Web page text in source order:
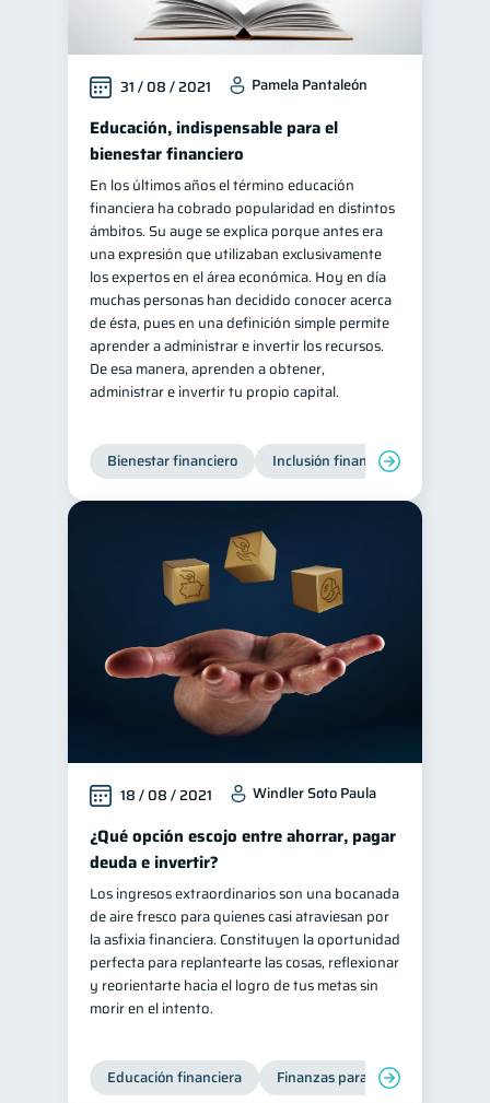
31 / 08 / 2021 Pamela Pantaleón
Educación, indispensable para el
bienestar financiero
En los últimos años el término educación
financiera ha cobrado popularidad en distintos
ámbitos. Su auge se explica porque antes era
una expresión que utilizaban exclusivamente
los expertos en el área económica. Hoy en día
muchas personas han decidido conocer acerca
de ésta, pues en una definición simple permite
aprender a administrar e invertir los recursos.
De esa manera, aprenden a obtener,
administrar e invertir tu propio capital.
Bienestar financiero Inclusión financiera
18 / 08 / 2021 Windler Soto Paula
¿Qué opción escojo entre ahorrar, pagar
deuda e invertir?
Los ingresos extraordinarios son una bocanada
de aire fresco para quienes casi atraviesan por
la asfixia financiera. Constituyen la oportunidad
perfecta para replantearte las cosas, reflexionar
y reorientarte hacia el logro de tus metas sin
morir en el intento.
Educación financiera Finanzas para jóvenes